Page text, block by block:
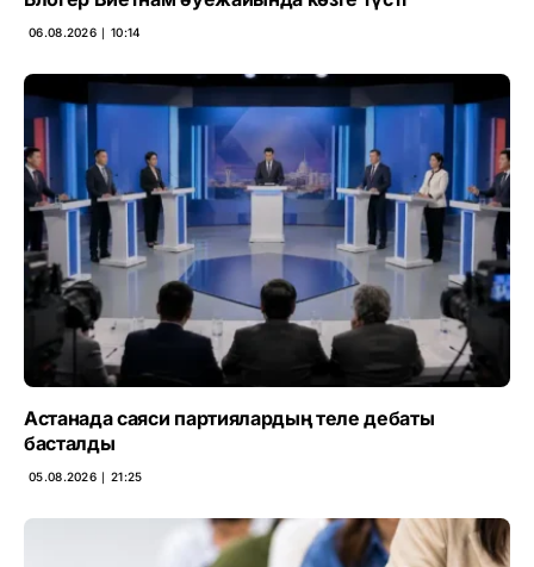
06.08.2026 ∣ 10:14
Астанада саяси партиялардың теле дебаты
басталды
05.08.2026 ∣ 21:25